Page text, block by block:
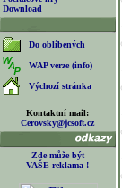
Download
Do oblíbených
WAP verze (info)
Výchozí stránka
Kontaktní mail:
Cerovsky@jcsoft.cz
Zde může být
VAŠE reklama !